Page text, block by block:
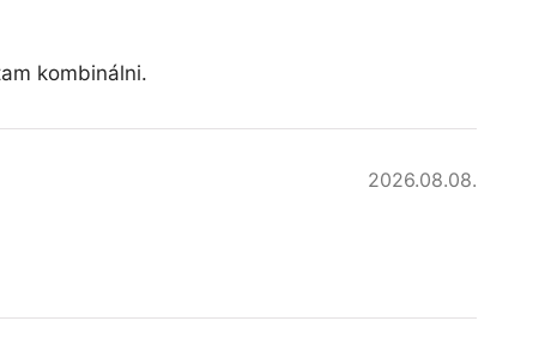
kombinálni.
2026.08.08.